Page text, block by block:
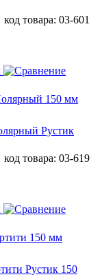
код товара: 03-601
Рустик
код товара: 03-619
Рустик 150